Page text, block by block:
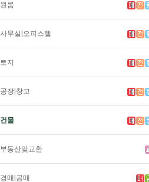
원룸
사무실|오피스텔
토지
공장|창고
건물
부동산맞교환
경매|공매